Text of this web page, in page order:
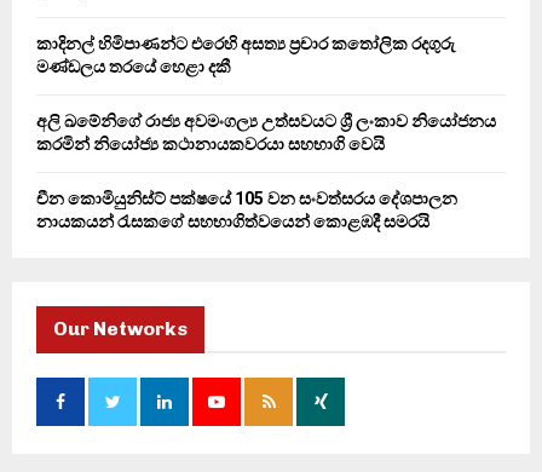
කාදිනල් හිමිපාණන්ට එරෙහි අසත්‍ය ප්‍රචාර කතෝලික රදගුරු
මණ්ඩලය තරයේ හෙළා දකී
අලි ඛමේනිගේ රාජ්‍ය අවමංගල්‍ය උත්සවයට ශ්‍රී ලංකාව නියෝජනය
කරමින් නියෝජ්‍ය කථානායකවරයා සහභාගි වෙයි
චීන කොමියුනිස්ට් පක්ෂයේ 105 වන සංවත්සරය දේශපාලන
නායකයන් රැසකගේ සහභාගිත්වයෙන් කොළඹදී සමරයි
Our Networks